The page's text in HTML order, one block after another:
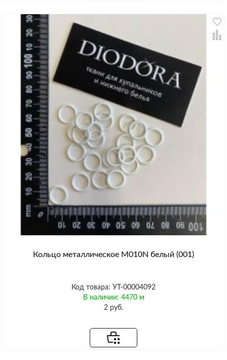
Кольцо металлическое M010N белый (001)
Код товара: УТ-00004092
В наличии: 4470 м
2 руб.